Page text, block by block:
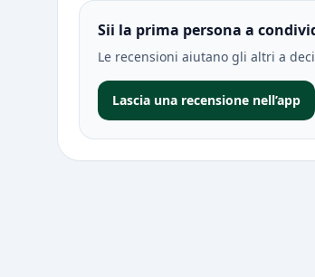
Sii la prima persona a
Le recensioni aiutano gli altri a
Lascia una recensione nell’app